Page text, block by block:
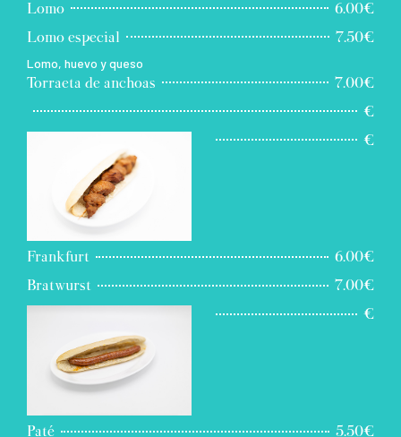
Lomo
6.00€
Lomo especial
7.50€
Lomo, huevo y queso
Torraeta de anchoas
7.00€
€
€
Frankfurt
6.00€
Bratwurst
7.00€
€
Paté 5.50€